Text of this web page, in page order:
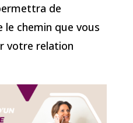
de
le chemin que vous
votre relation